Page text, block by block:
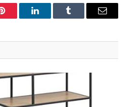
Pinterest LinkedInTumblr Email